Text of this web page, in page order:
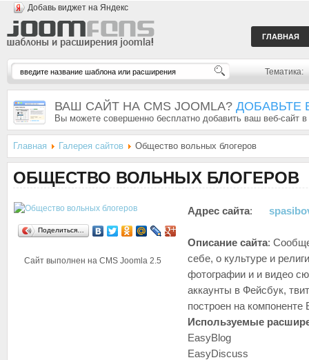
Добавь виджет на Яндекс
ГЛАВНАЯ
Тематика:
ВАШ САЙТ НА CMS JOOMLA? ДОБАВЬТЕ
Вы можете совершенно бесплатно добавить ваш веб-сайт
Главная Галерея сайтов Общество вольных блогеров
ОБЩЕСТВО ВОЛЬНЫХ БЛОГЕРОВ
Поделиться…
Сайт выполнен на CMS Joomla 2.5
Адрес сайта:
Описание сайта:
себе, о культуре и
фотографии и и видео
аккаунты в Фейсбук,
построен на компоненте
Используемые
EasyBlog
EasyDiscuss